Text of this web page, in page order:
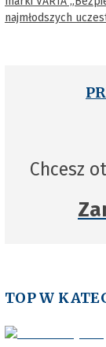
najmłodszych
Chcesz
TOP W